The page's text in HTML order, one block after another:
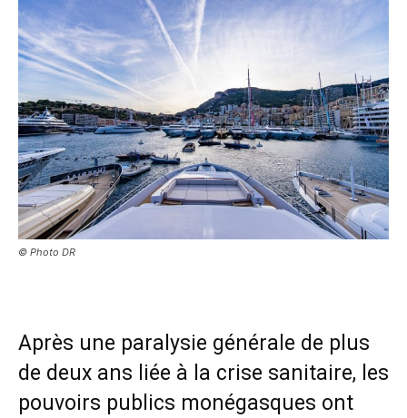
© Photo DR
Après une paralysie générale de plus
de deux ans liée à la crise sanitaire, les
pouvoirs publics monégasques ont